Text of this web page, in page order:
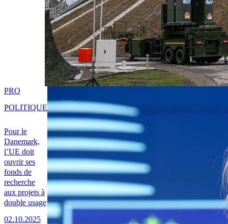
Pour le
Danemark,
l’UE doit
ouvrir ses
fonds de
recherche
aux projets à
double usage
02.10.2025
PRO
POLITIQUE